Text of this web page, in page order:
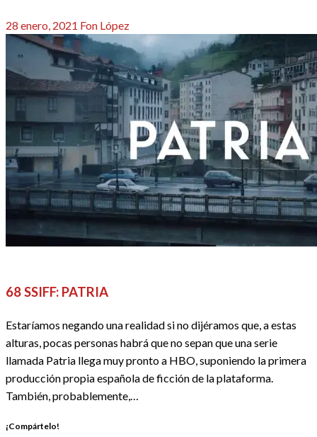
Publicado
28 enero, 2021 Fon López
68 SSIFF: PATRIA
Estaríamos negando una realidad si no dijéramos que, a estas
alturas, pocas personas habrá que no sepan que una serie
llamada Patria llega muy pronto a HBO, suponiendo la primera
producción propia española de ficción de la plataforma.
También, probablemente,…
¡Compártelo!